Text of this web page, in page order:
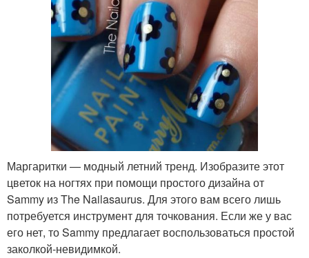
Маргаритки — модный летний тренд. Изобразите этот
цветок на ногтях при помощи простого дизайна от
Sammy из The Nailasaurus. Для этого вам всего лишь
потребуется инструмент для точкования. Если же у вас
его нет, то Sammy предлагает воспользоваться простой
заколкой-невидимкой.